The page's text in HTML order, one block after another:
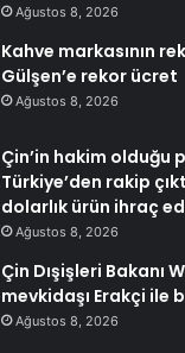
Ağustos 8, 2026
Kahve markasının
Gülşen’e rekor ücret
Ağustos 8, 2026
Çin’in hakim olduğu
Türkiye’den rakip
dolarlık ürün ihraç
Ağustos 8, 2026
Çin Dışişleri Bakanı
mevkidaşı Erakçi ile
Ağustos 8, 2026